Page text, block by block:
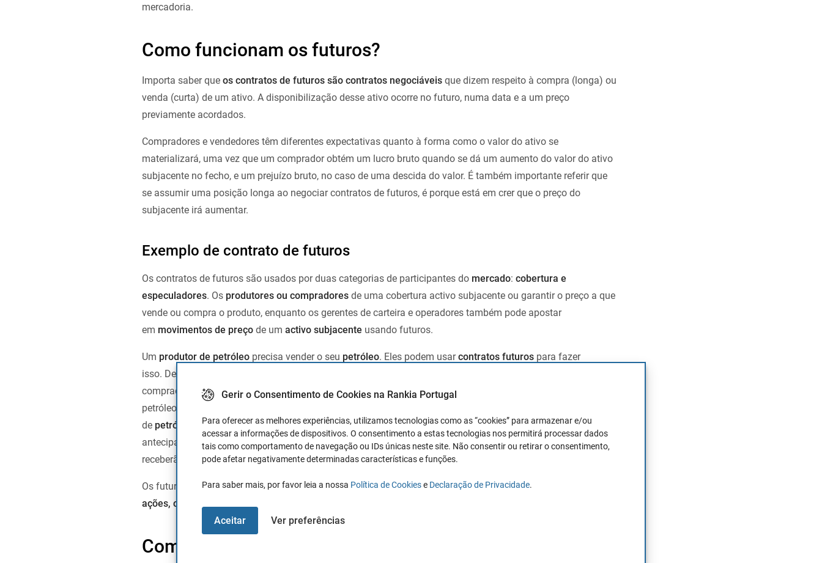
Gerir o Consentimento de Cookies na Rankia Portugal
Para oferecer as melhores experiências, utilizamos tecnologias como as “cookies” para armazenar e/ou
acessar a informações de dispositivos. O consentimento a estas tecnologias nos permitirá processar dados
tais como comportamento de navegação ou IDs únicas neste site. Não consentir ou retirar o consentimento,
pode afetar negativamente determinadas características e funções.
Para saber mais, por favor leia a nossa Política de Cookiese Declaração de Privacidade.
Aceitar Ver preferências
mercadoria.
Como funcionam os futuros?
Importa saber que os contratos de futuros são contratos negociáveis que dizem respeito à compra (longa) ou
venda (curta) de um ativo. A disponibilização desse ativo ocorre no futuro, numa data e a um preço
previamente acordados.
Compradores e vendedores têm diferentes expectativas quanto à forma como o valor do ativo se
materializará, uma vez que um comprador obtém um lucro bruto quando se dá um aumento do valor do ativo
subjacente no fecho, e um prejuízo bruto, no caso de uma descida do valor. É também importante referir que
se assumir uma posição longa ao negociar contratos de futuros, é porque está em crer que o preço do
subjacente irá aumentar.
Exemplo de contrato de futuros
Os contratos de futuros são usados ​​por duas categorias de participantes do mercado: cobertura e
especuladores. Os produtores ou compradores de uma cobertura activo subjacente ou garantir o preço a que
vende ou compra o produto, enquanto os gerentes de carteira e operadores também pode apostar
em movimentos de preço de um activo subjacente usando futuros.
Um produtor de petróleo precisa vender o seu petróleo. Eles podem usarcontratos futuros para fazer
isso. Dessa forma, eles podem definir um preço pelo qual eles venderão e depois entregarão o óleo ao
comprador quando ocontrato futuroexpirar. Da mesma forma, umaempresa de indústria
petróleo para produzir certos produtos acabados. Como eles gostam de planejar e sempre precisam
de petróleo todos os meses, eles também podem usar contratosfuturos. Desta forma, eles sabem
antecipadamente o preço que pagarão pelopetróleo(o preço de exercício docontrato futuro) e sabem que
receberão a entrega do óleo quando o contrato expirar.
Os futuros estão disponíveis em muitos tipos diferentes de ativos.Existem contratos futuros sobre índices de
ações, commodities e de moedas.
Como liquidar os futuros?